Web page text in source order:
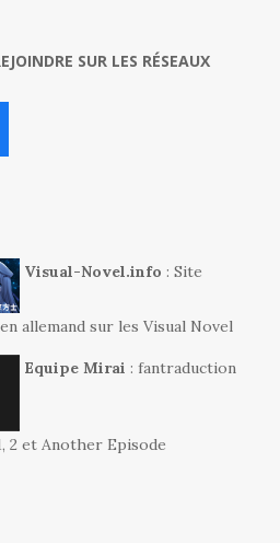
SUR LES RÉSEAUX
Visual-Novel.info : Site
allemand sur les Visual Novel
Equipe Mirai : fantraduction
2 et Another Episode